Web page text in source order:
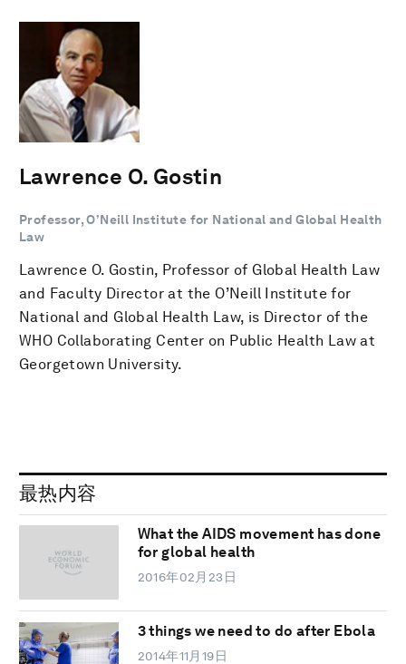
Lawrence O. Gostin
Professor, O’Neill Institute for National and Global Health
Law
Lawrence O. Gostin, Professor of Global Health Law
and Faculty Director at the O’Neill Institute for
National and Global Health Law, is Director of the
WHO Collaborating Center on Public Health Law at
Georgetown University.
最热内容
What the AIDS movement has done
for global health
2016年02月23日
3 things we need to do after Ebola
2014年11月19日